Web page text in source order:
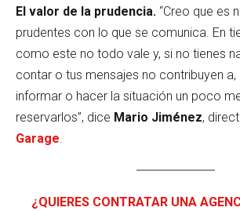
El valor de la prudencia. “Creo que es
prudentes con lo que se comunica. En
como este no todo vale y, si no tienes
contar o tus mensajes no contribuyen
informar o hacer la situación un poco
reservarlos”, dice Mario Jiménez,
Garage
¿QUIERES CONTRATAR UNA